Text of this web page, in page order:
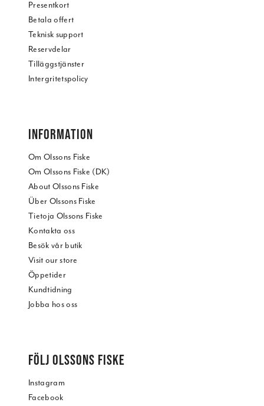
Presentkort
Betala offert
Teknisk support
Reservdelar
Tilläggstjänster
Intergritetspolicy
INFORMATION
Om Olssons Fiske
Om Olssons Fiske (DK)
About Olssons Fiske
Über Olssons Fiske
Tietoja Olssons Fiske
Kontakta oss
Besök vår butik
Visit our store
Öppetider
Kundtidning
Jobba hos oss
FÖLJ OLSSONS FISKE
Instagram
Facebook